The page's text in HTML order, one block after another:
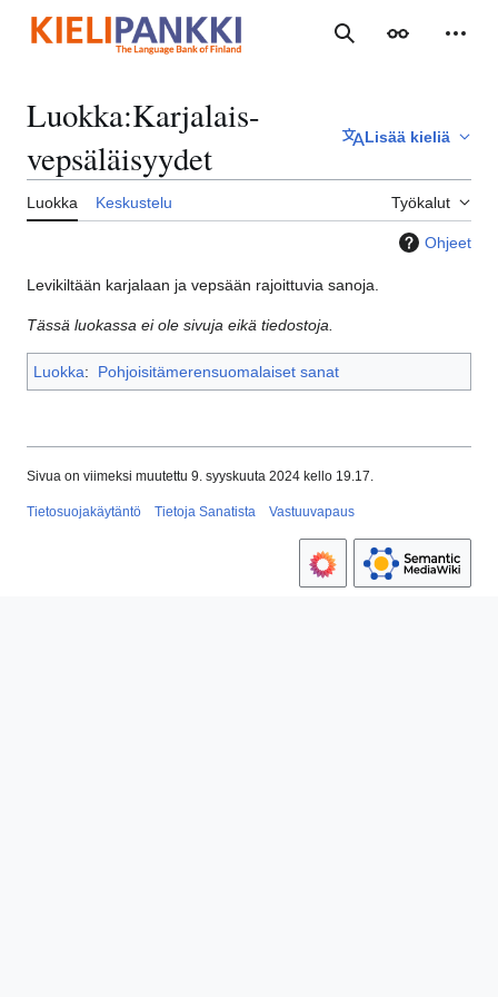
sisältöön
Haku Ulkoasu
Luokka:Karjalais-
vepsäläisyydet
Lisää kieliä
Luokka Keskustelu Työkalut
Ohjeet
Levikiltään karjalaan ja vepsään rajoittuvia sanoja.
Tässä luokassa ei ole sivuja eikä tiedostoja.
Luokka: Pohjoisitämerensuomalaiset sanat
Sivua on viimeksi muutettu 9. syyskuuta 2024 kello 19.17.
Tietosuojakäytäntö Tietoja Sanatista Vastuuvapaus